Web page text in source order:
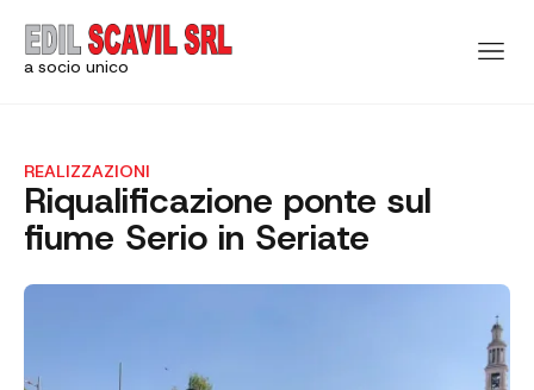
a socio unico
REALIZZAZIONI
Riqualificazione ponte sul
fiume Serio in Seriate